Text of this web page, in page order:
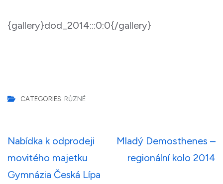
{gallery}dod_2014:::0:0{/gallery}
CATEGORIES: RŮZNÉ
Navigace
pro
příspěvek
Nabídka k odprodeji
movitého majetku
Gymnázia Česká Lípa
Mladý Demosthenes –
regionální kolo 2014